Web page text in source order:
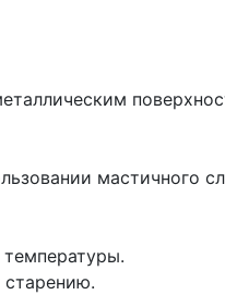
мастичного
старению.